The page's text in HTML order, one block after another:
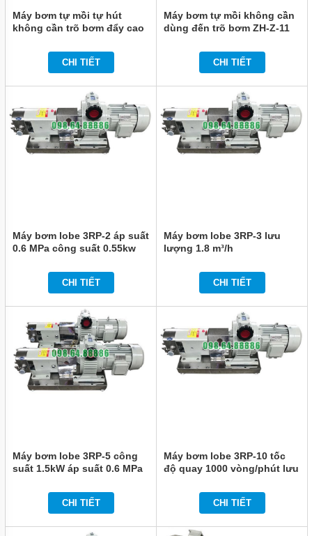
LIÊN
HỆ
Máy bơm tự mồi tự hút
không cần trõ bơm đẩy cao
CHI TIẾT
Máy bơm tự mồi không cần
dùng đến trõ bơm ZH-Z-11
CHI TIẾT
Máy bơm lobe 3RP-2 áp suất
0.6 MPa công suất 0.55kw
CHI TIẾT
Máy bơm lobe 3RP-3 lưu
lượng 1.8 m³/h
CHI TIẾT
Máy bơm lobe 3RP-5 công
suất 1.5kW áp suất 0.6 MPa
CHI TIẾT
Máy bơm lobe 3RP-10 tốc
độ quay 1000 vòng/phút lưu
CHI TIẾT